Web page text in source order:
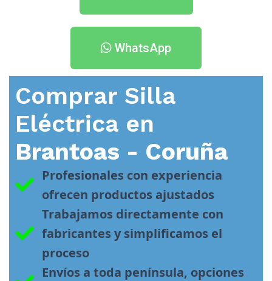
WhatsApp
Comprar Silla
Eléctrica en
Brantoas - Coruña
Profesionales con experiencia
ofrecen productos ajustados
Trabajamos directamente con
fabricantes y simplificamos el
proceso
Envíos a toda península, opciones